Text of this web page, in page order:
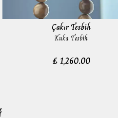
Çakır Tesbih
Kuka Tesbih
₺ 1,260.00